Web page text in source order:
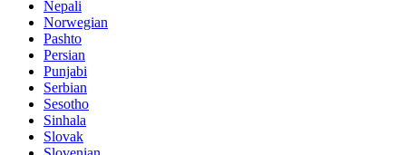
Nepali
Norwegian
Pashto
Persian
Punjabi
Serbian
Sesotho
Sinhala
Slovak